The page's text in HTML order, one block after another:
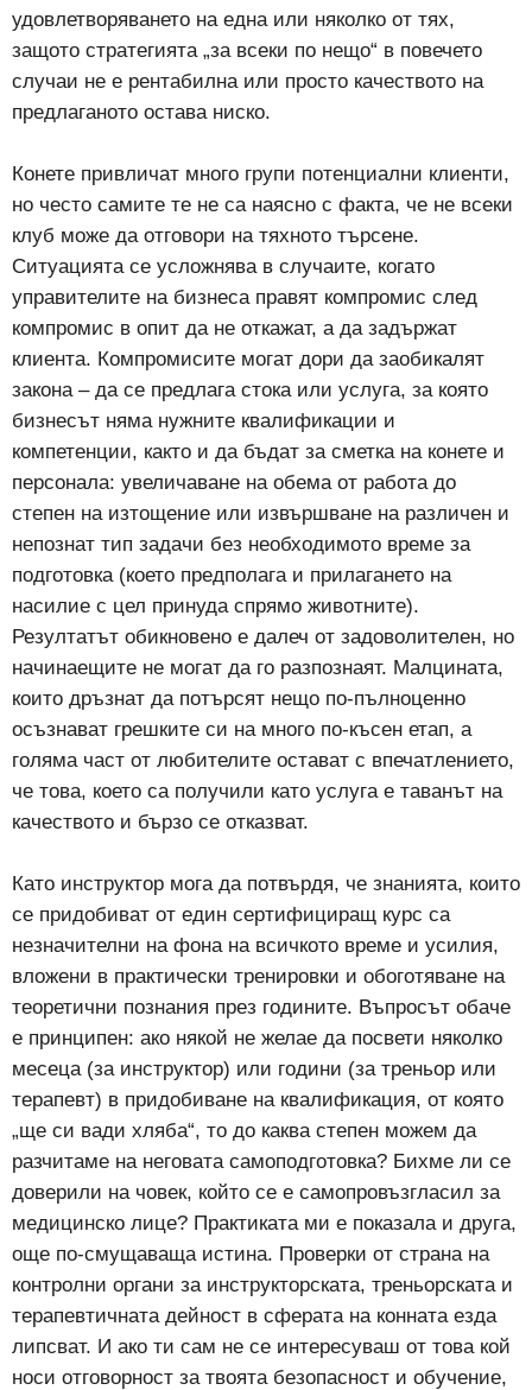
удовлетворяването на една или няколко от тях,
защото стратегията „за всеки по нещо“ в повечето
случаи не е рентабилна или просто качеството на
предлаганото остава ниско.
Конете привличат много групи потенциални клиенти,
но често самите те не са наясно с факта, че не всеки
клуб може да отговори на тяхното търсене.
Ситуацията се усложнява в случаите, когато
управителите на бизнеса правят компромис след
компромис в опит да не откажат, а да задържат
клиента. Компромисите могат дори да заобикалят
закона – да се предлага стока или услуга, за която
бизнесът няма нужните квалификации и
компетенции, както и да бъдат за сметка на конете и
персонала: увеличаване на обема от работа до
степен на изтощение или извършване на различен и
непознат тип задачи без необходимото време за
подготовка (което предполага и прилагането на
насилие с цел принуда спрямо животните).
Резултатът обикновено е далеч от задоволителен, но
начинаещите не могат да го разпознаят. Малцината,
които дръзнат да потърсят нещо по-пълноценно
осъзнават грешките си на много по-късен етап, а
голяма част от любителите остават с впечатлението,
че това, което са получили като услуга е таванът на
качеството и бързо се отказват.
Като инструктор мога да потвърдя, че знанията, които
се придобиват от един сертифициращ курс са
незначителни на фона на всичкото време и усилия,
вложени в практически тренировки и обоготяване на
теоретични познания през годините. Въпросът обаче
е принципен: ако някой не желае да посвети няколко
месеца (за инструктор) или години (за треньор или
терапевт) в придобиване на квалификация, от която
„ще си вади хляба“, то до каква степен можем да
разчитаме на неговата самоподготовка? Бихме ли се
доверили на човек, който се е самопровъзгласил за
медицинско лице? Практиката ми е показала и друга,
още по-смущаваща истина. Проверки от страна на
контролни органи за инструкторската, треньорската и
терапевтичната дейност в сферата на конната езда
липсват. И ако ти сам не се интересуваш от това кой
носи отговорност за твоята безопасност и обучение,